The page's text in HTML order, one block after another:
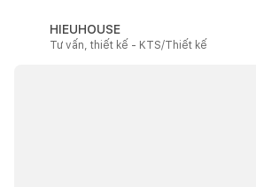
HIEUHOUSE
Tư vấn, thiết kế - KTS/Thiết kế